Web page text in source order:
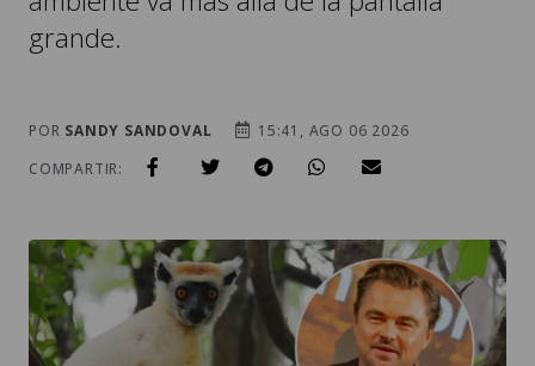
grande.
POR SANDY SANDOVAL
15:41, AGO 06 2026
COMPARTIR: